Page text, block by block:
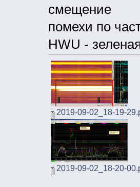
смещение
помехи по
HWU -
2019-09-02_18-19-
2019-09-02_18-20-